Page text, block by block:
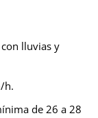
lluvias y
h.
de 26 a 28